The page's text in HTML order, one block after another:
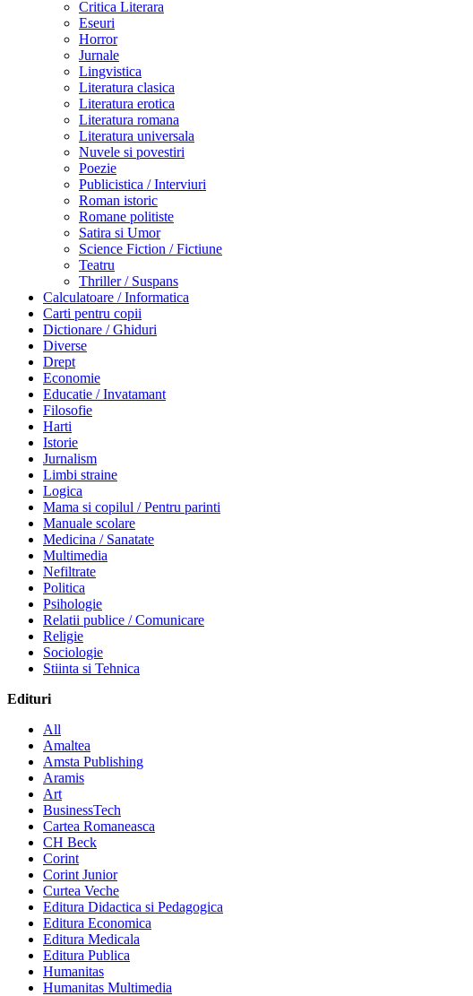
Critica Literara
Eseuri
Horror
Jurnale
Lingvistica
Literatura clasica
Literatura erotica
Literatura romana
Literatura universala
Nuvele si povestiri
Poezie
Publicistica / Interviuri
Roman istoric
Romane politiste
Satira si Umor
Science Fiction / Fictiune
Teatru
Thriller / Suspans
Calculatoare / Informatica
Carti pentru copii
Dictionare / Ghiduri
Diverse
Drept
Economie
Educatie / Invatamant
Filosofie
Harti
Istorie
Jurnalism
Limbi straine
Logica
Mama si copilul / Pentru parinti
Manuale scolare
Medicina / Sanatate
Multimedia
Nefiltrate
Politica
Psihologie
Relatii publice / Comunicare
Religie
Sociologie
Stiinta si Tehnica
Edituri
All
Amaltea
Amsta Publishing
Aramis
Art
BusinessTech
Cartea Romaneasca
CH Beck
Corint
Corint Junior
Curtea Veche
Editura Didactica si Pedagogica
Editura Economica
Editura Medicala
Editura Publica
Humanitas
Humanitas Multimedia